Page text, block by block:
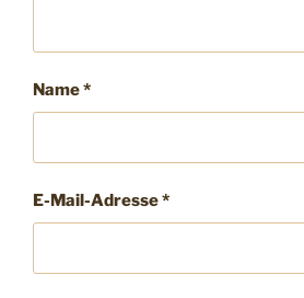
Name*
E-Mail-Adresse*